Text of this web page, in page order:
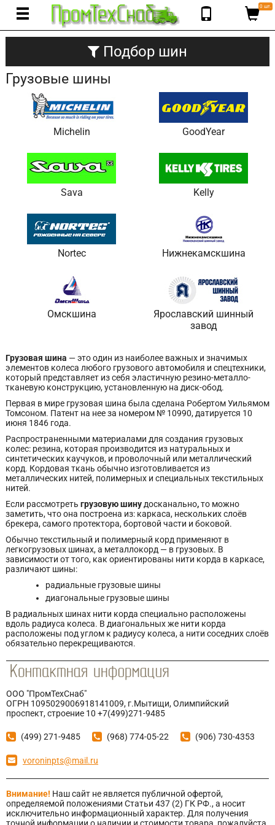
0 шт.
Подбор шин
Грузовые шины
Michelin GoodYear
Sava Kelly
Nortec Нижнекамскшина
Омскшина
Ярославский шинный
завод
Грузовая шина — это один из наиболее важных и значимых
элементов колеса любого грузового автомобиля и спецтехники,
который представляет из себя эластичную резино-металло-
тканевую конструкцию, установленную на диск-обод.
Первая в мире грузовая шина была сделана Робертом Уильямом
Томсоном. Патент на нее за номером № 10990, датируется 10
июня 1846 года.
Распространенными материалами для создания грузовых
колес: резина, которая производится из натуральных и
синтетических каучуков, и проволочный или металлический
корд. Кордовая ткань обычно изготовливается из
металлических нитей, полимерных и специальных текстильных
нитей.
Если рассмотреть грузовую шину досканально,то можно
заметить, что она построена из: каркаса, нескольких слоёв
брекера, самого протектора, бортовой части и боковой.
Обычно текстильный и полимерный корд применяют в
легкогрузовых шинах, а металлокорд — в грузовых. В
зависимости от того, как ориентированы нити корда в каркасе,
различают шины:
радиальные грузовые шины
диагональные грузовые шины
В радиальных шинах нити корда специально расположены
вдоль радиуса колеса. В диагональных же нити корда
расположены под углом к радиусу колеса, а нити соседних слоёв
обязательно перекрещиваются.
ООО "ПромТехСнаб"
ОГРН 1095029006918141009, г.Мытищи, Олимпийский
проспект, строение 10 +7(499)271-9485
(499) 271-9485 (968) 774-05-22 (906) 730-4353
voroninpts@mail.ru
Внимание! Наш сайт не является публичной офертой,
определяемой положениями Статьи 437 (2) ГК РФ., а носит
исключительно информационный характер. Для получения